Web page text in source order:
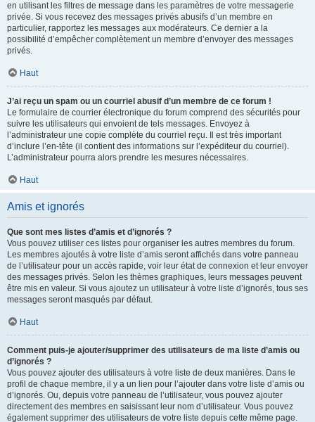
en utilisant les filtres de message dans les paramètres de votre messagerie
privée. Si vous recevez des messages privés abusifs d’un membre en
particulier, rapportez les messages aux modérateurs. Ce dernier a la
possibilité d’empêcher complètement un membre d’envoyer des messages
privés.
Haut
J’ai reçu un spam ou un courriel abusif d’un membre de ce forum !
Le formulaire de courrier électronique du forum comprend des sécurités pour
suivre les utilisateurs qui envoient de tels messages. Envoyez à
l’administrateur une copie complète du courriel reçu. Il est très important
d’inclure l’en-tête (il contient des informations sur l’expéditeur du courriel).
L’administrateur pourra alors prendre les mesures nécessaires.
Haut
Amis et ignorés
Que sont mes listes d’amis et d’ignorés ?
Vous pouvez utiliser ces listes pour organiser les autres membres du forum.
Les membres ajoutés à votre liste d’amis seront affichés dans votre panneau
de l’utilisateur pour un accès rapide, voir leur état de connexion et leur envoyer
des messages privés. Selon les thèmes graphiques, leurs messages peuvent
être mis en valeur. Si vous ajoutez un utilisateur à votre liste d’ignorés, tous ses
messages seront masqués par défaut.
Haut
Comment puis-je ajouter/supprimer des utilisateurs de ma liste d’amis ou
d’ignorés ?
Vous pouvez ajouter des utilisateurs à votre liste de deux manières. Dans le
profil de chaque membre, il y a un lien pour l’ajouter dans votre liste d’amis ou
d’ignorés. Ou, depuis votre panneau de l’utilisateur, vous pouvez ajouter
directement des membres en saisissant leur nom d’utilisateur. Vous pouvez
également supprimer des utilisateurs de votre liste depuis cette même page.